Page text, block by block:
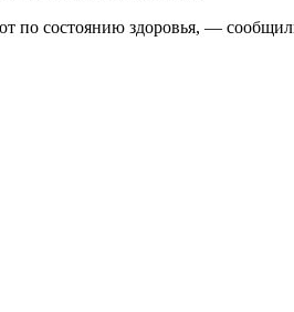
по состоянию здоровья, —